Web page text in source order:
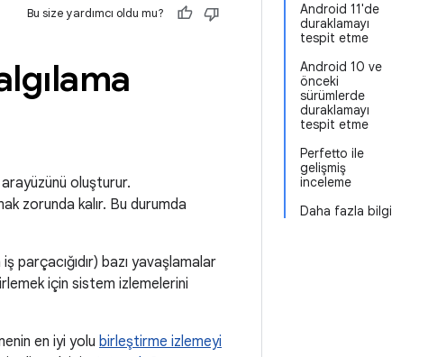
Android 11'de
duraklamayı
tespit etme
Android 10 ve
önceki
sürümlerde
duraklamayı
tespit etme
Perfetto ile
gelişmiş
inceleme
Daha fazla bilgi
Bu size yardımcı oldu mu?
oluşturur.
zorunda kalır. Bu durumda
parçacığıdır) bazı yavaşlamalar
için sistem izlemelerini
en iyi yolu birleştirme izlemeyi